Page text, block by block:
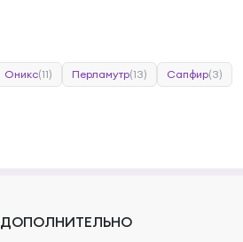
Оникс(11) Перламутр(13) Сапфир(3)
ДОПОЛНИТЕЛЬНО